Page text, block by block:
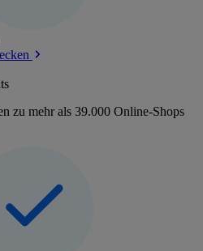
zu mehr als 39.000 Online-Shops